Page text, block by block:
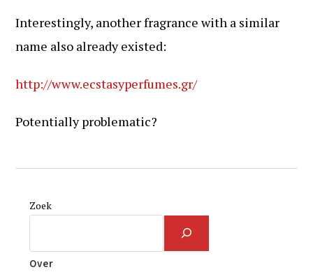
Interestingly, another fragrance with a similar
name also already existed:
http://www.ecstasyperfumes.gr/
Potentially problematic?
Zoek
Over